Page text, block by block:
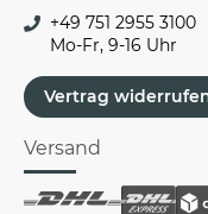
+49 751 2955 3100
Mo-Fr, 9-16 Uhr
Vertrag
Versand